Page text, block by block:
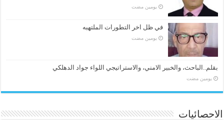
‏يومين مضت
في ظل اخر التطورات الملتهبه
‏يومين مضت
بقلم..الباحث، والخبير الامني، والاستراتيجي اللواء جواد الدهلكي
‏يومين مضت
الاحصائيات